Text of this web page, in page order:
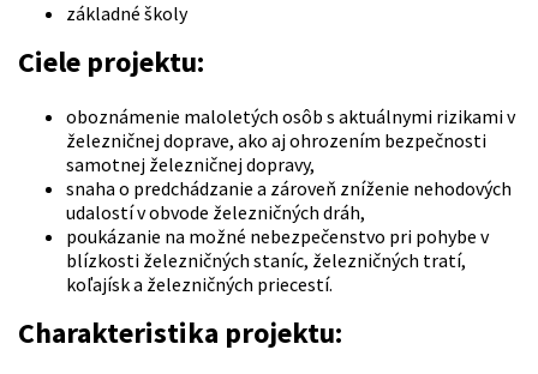
základné školy
Ciele projektu:
oboznámenie maloletých osôb s aktuálnymi rizikami v
železničnej doprave, ako aj ohrozením bezpečnosti
samotnej železničnej dopravy,
snaha o predchádzanie a zároveň zníženie nehodových
udalostí v obvode železničných dráh,
poukázanie na možné nebezpečenstvo pri pohybe v
blízkosti železničných staníc, železničných tratí,
koľajísk a železničných priecestí.
Charakteristika projektu: